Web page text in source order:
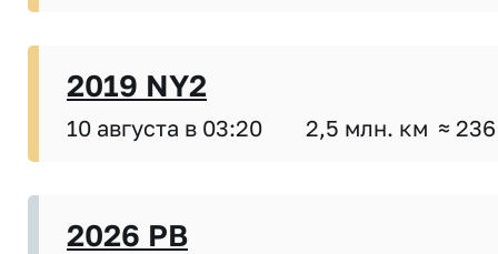
2019 NY2
10 августа в 03:20 2,5 млн. км ≈
2026 PB